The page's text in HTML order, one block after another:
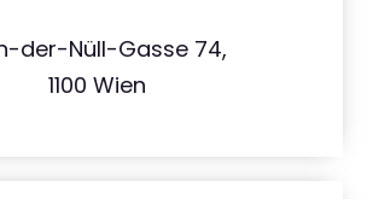
der-Nüll-Gasse 74,
1100 Wien